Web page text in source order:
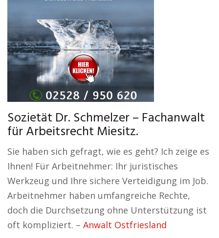
Sozietät Dr. Schmelzer – Fachanwalt
für Arbeitsrecht Miesitz.
Sie haben sich gefragt, wie es geht? Ich zeige es
Ihnen! Für Arbeitnehmer: Ihr juristisches
Werkzeug und Ihre sichere Verteidigung im Job.
Arbeitnehmer haben umfangreiche Rechte,
doch die Durchsetzung ohne Unterstützung ist
oft kompliziert. – Anwalt Ostfriesland